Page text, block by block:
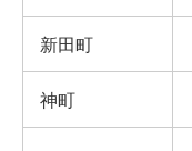
新田町
神町